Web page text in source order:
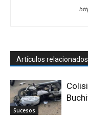
Artículos relacionados
Sucesos